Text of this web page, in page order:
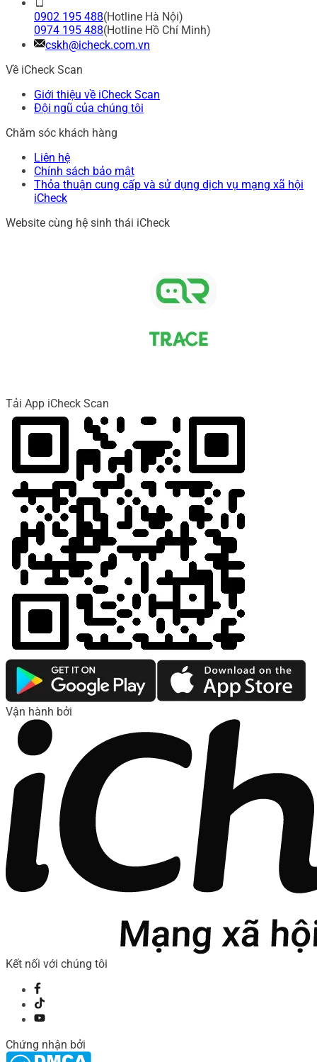
0902 195 488(Hotline Hà Nội)
0974 195 488(Hotline Hồ Chí Minh)
cskh@icheck.com.vn
Về iCheck Scan
Giới thiệu về iCheck Scan
Đội ngũ của chúng tôi
Chăm sóc khách hàng
Liên hệ
Chính sách bảo mật
Thỏa thuận cung cấp và sử dụng dịch vụ mạng xã hội
iCheck
Website cùng hệ sinh thái iCheck
Tải App iCheck Scan
Vận hành bởi
Kết nối với chúng tôi
Chứng nhận bởi